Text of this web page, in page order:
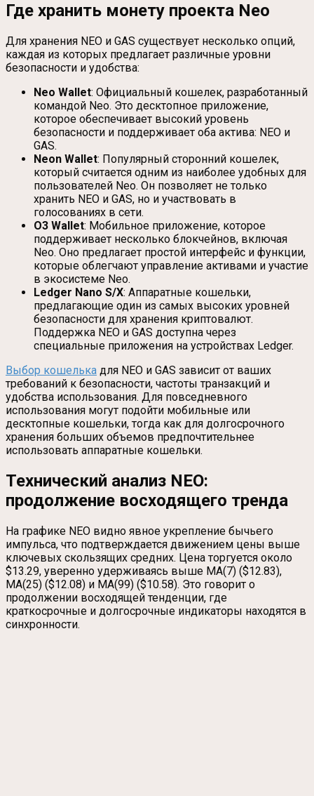
Где хранить монету проекта Neo
Для хранения NEO и GAS существует несколько опций,
каждая из которых предлагает различные уровни
безопасности и удобства:
Neo Wallet: Официальный кошелек, разработанный
командой Neo. Это десктопное приложение,
которое обеспечивает высокий уровень
безопасности и поддерживает оба актива: NEO и
GAS.
Neon Wallet: Популярный сторонний кошелек,
который считается одним из наиболее удобных для
пользователей Neo. Он позволяет не только
хранить NEO и GAS, но и участвовать в
голосованиях в сети.
O3 Wallet: Мобильное приложение, которое
поддерживает несколько блокчейнов, включая
Neo. Оно предлагает простой интерфейс и функции,
которые облегчают управление активами и участие
в экосистеме Neo.
Ledger Nano S/X: Аппаратные кошельки,
предлагающие один из самых высоких уровней
безопасности для хранения криптовалют.
Поддержка NEO и GAS доступна через
специальные приложения на устройствах Ledger.
Выбор кошелька для NEO и GAS зависит от ваших
требований к безопасности, частоты транзакций и
удобства использования. Для повседневного
использования могут подойти мобильные или
десктопные кошельки, тогда как для долгосрочного
хранения больших объемов предпочтительнее
использовать аппаратные кошельки.
Технический анализ NEO:
продолжение восходящего тренда
На графике NEO видно явное укрепление бычьего
импульса, что подтверждается движением цены выше
ключевых скользящих средних. Цена торгуется около
$13.29, уверенно удерживаясь выше MA(7) ($12.83),
MA(25) ($12.08) и MA(99) ($10.58). Это говорит о
продолжении восходящей тенденции, где
краткосрочные и долгосрочные индикаторы находятся в
синхронности.